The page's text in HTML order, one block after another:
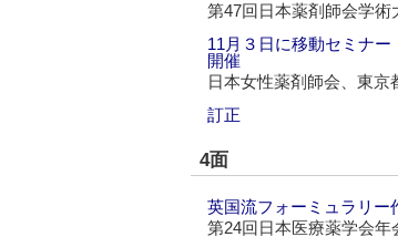
第47回日本薬剤師会学術
11月３日に移動セミナー
開催
日本女性薬剤師会、東京
訂正
4面
英国流フォーミュラリー
第24回日本医療薬学会年